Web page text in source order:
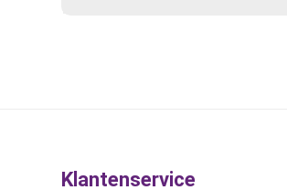
Klantenservice